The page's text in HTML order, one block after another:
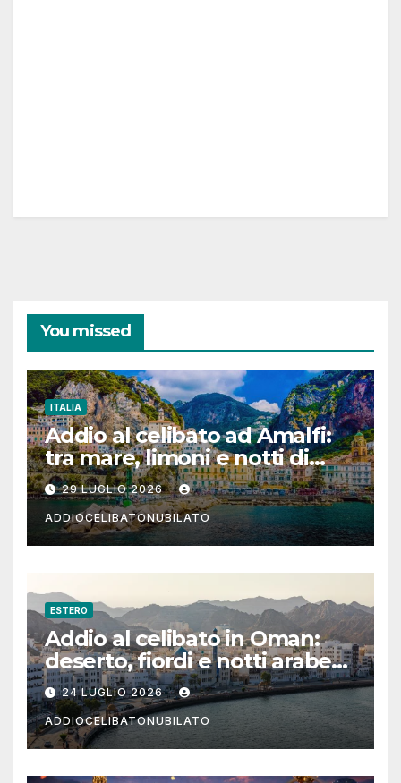
You missed
ITALIA
Addio al celibato ad Amalfi:
tra mare, limoni e notti di
festa in Costiera Amalfitana
29 LUGLIO 2026
ADDIOCELIBATONUBILATO
ESTERO
Addio al celibato in Oman:
deserto, fiordi e notti arabe
tra Muscat e Musandam
24 LUGLIO 2026
ADDIOCELIBATONUBILATO